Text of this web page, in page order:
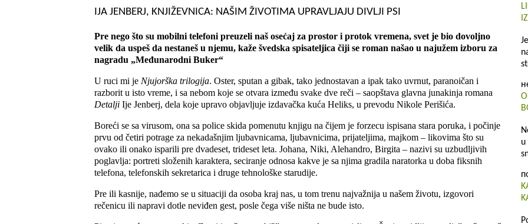
IJA JENBERJ, KNJIŽEVNICA: NAŠIM ŽIVOTIMA UPRAVLJAJU DIVLJI PSI
Pre nego što su mobilni telefoni preuzeli naš osećaj za prostor i protok vremena, svet je bio dovoljno
velik da uspeš da nestaneš u njemu, kaže švedska spisateljica čiji se roman našao u najužem izboru za
nagradu „Međunarodni Buker“
U ruci mi je Njujorška trilogija. Oster, sputan a gibak, tako jednostavan a ipak tako uvrnut, paranoičan i
razborit u isto vreme, i sa nebom koje se otvara između svake dve reči – saopštava glavna junakinja romana
Detalji Ije Jenberj, dela koje upravo objavljuje izdavačka kuća Heliks, u prevodu Nikole Perišića.
Boreći se sa virusom, ona sa police skida pomenutu knjigu na čijem je forzecu ispisana stara poruka, i počinje
prvu od četiri potrage za nekadašnjim ljubavnicama, ljubavnicima, prijateljima, majkom – likovima što su
ovako ili onako isparili pre dvadeset, trideset leta. Johana, Niki, Alehandro, Birgita – nazivi su uzbudljivih
poglavlja: portreti složenih karaktera, seciranje odnosa kakve je sa njima gradila naratorka u doba fiksnih
telefona, telefonskih sekretarica i druge tehnološke starudije.
Pre ili kasnije, nađemo se u situaciji da osoba kraj nas, u tom trenu najvažnija u našem životu, izgovori
rečenicu ili napravi dotle neviđen gest, posle čega više ništa ne bude isto.
u